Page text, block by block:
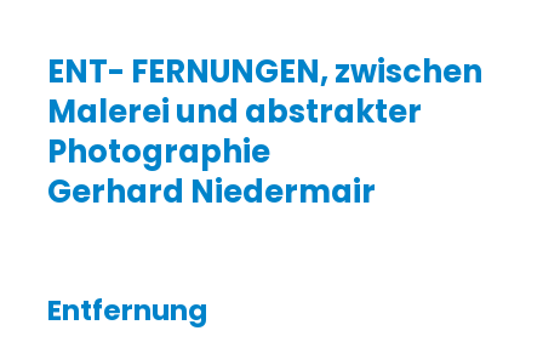
ENT- FERNUNGEN, zwischen
Malerei und abstrakter
Photographie
Gerhard Niedermair
Entfernung